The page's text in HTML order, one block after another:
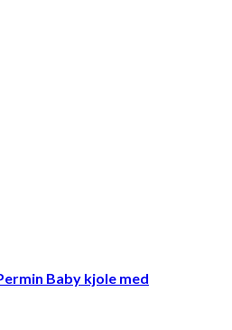
Baby kjole med